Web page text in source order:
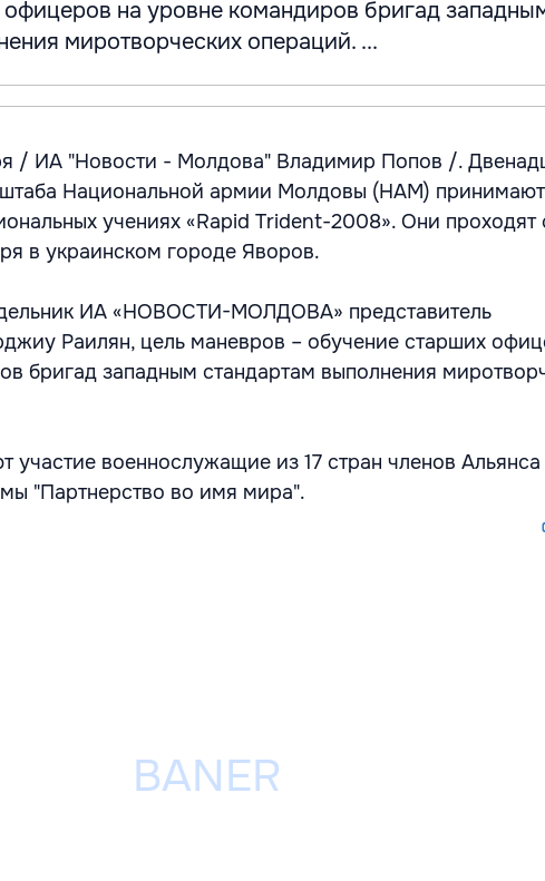
на уровне командиров бригад
миротворческих операций. ...
/ ИА "Новости - Молдова" Владимир Попов /.
Национальной армии Молдовы (НАМ) принимают
учениях «Rapid Trident-2008». Они проходят
в украинском городе Яворов.
ИА «НОВОСТИ-МОЛДОВА» представитель
Раилян, цель маневров – обучение старших
бригад западным стандартам выполнения
участие военнослужащие из 17 стран членов Альянса
"Партнерство во имя мира".